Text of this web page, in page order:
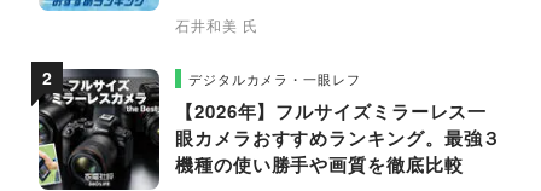
石井和美 氏
デジタルカメラ・一眼レフ
【2026年】フルサイズミラーレス一
眼カメラおすすめランキング。最強３
機種の使い勝手や画質を徹底比較